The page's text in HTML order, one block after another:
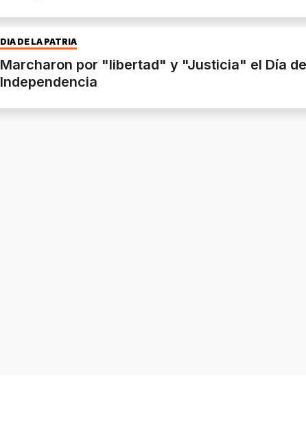
DIA DE LA PATRIA
Marcharon por "libertad" y "Justicia" el Día
Independencia